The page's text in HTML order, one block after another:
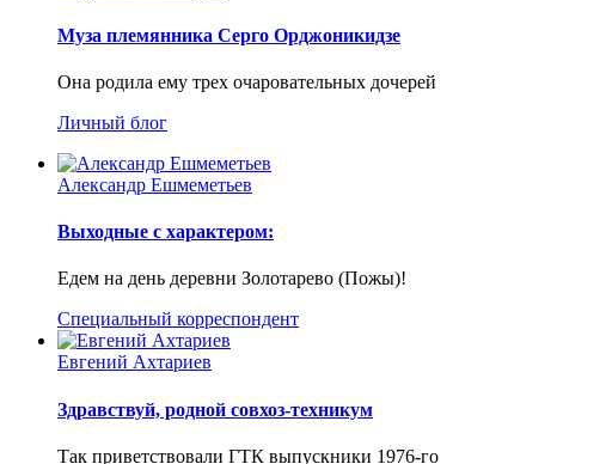
Муза племянника Серго Орджоникидзе
Она родила ему трех очаровательных дочерей
Личный блог
Александр Ешмеметьев
Выходные с характером:
Едем на день деревни Золотарево (Пожы)!
Специальный корреспондент
Евгений Ахтариев
Здравствуй, родной совхоз-техникум
Так приветствовали ГТК выпускники 1976-го